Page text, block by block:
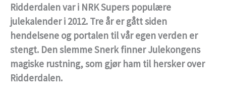
Ridderdalen var i NRK Supers populære
julekalender i 2012. Tre år er gått siden
hendelsene og portalen til vår egen verden er
stengt. Den slemme Snerk finner Julekongens
magiske rustning, som gjør ham til hersker over
Ridderdalen.